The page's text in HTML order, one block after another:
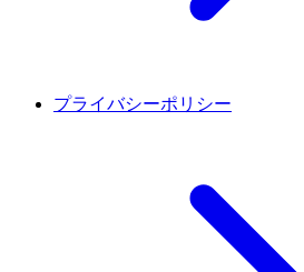
プライバシーポリシー